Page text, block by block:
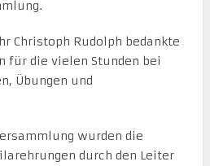
Christoph Rudolph bedankte
für die vielen Stunden bei
Übungen und
wurden die
durch den Leiter